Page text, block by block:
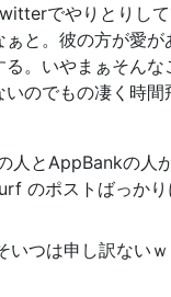
でやりとりし
ぁと。彼の方が愛
る。いやまぁそん
いのでもの凄く時間
人とAppBankの人
のポストばっかり
いつは申し訳ないｗ